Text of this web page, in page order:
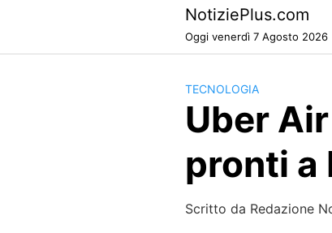
NotiziePlus.com
Oggi venerdì 7 Agosto 2026
TECNOLOGIA
Uber
pronti a
Scritto da Redazione